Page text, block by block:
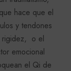
hace que el
y tendones
rigidez, o el
emocional
el Qi de